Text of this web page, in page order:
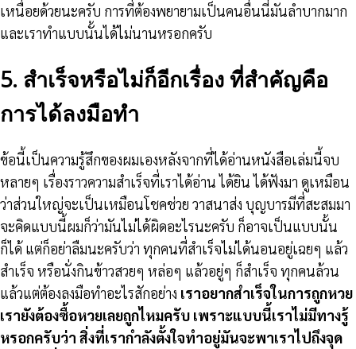
เหนื่อยด้วยนะครับ การที่ต้องพยายามเป็นคนอื่นนี่มันลำบากมาก
และเราทำแบบนั้นได้ไม่นานหรอกครับ
5. สำเร็จหรือไม่ก็อีกเรื่อง ที่สำคัญคือ
การได้ลงมือทำ
ข้อนี้เป็นความรู้สึกของผมเองหลังจากที่ได้อ่านหนังสือเล่มนี้จบ
หลายๆ เรื่องราวความสำเร็จที่เราได้อ่าน ได้ยิน ได้ฟังมา ดูเหมือน
ว่าส่วนใหญ่จะเป็นเหมือนโชคช่วย วาสนาส่ง บุญบารมีที่สะสมมา
จะคิดแบบนี้ผมก็ว่ามันไม่ได้ผิดอะไรนะครับ ก็อาจเป็นแบบนั้น
ก็ได้ แต่ก็อย่าลืมนะครับว่า ทุกคนที่สำเร็จไม่ได้นอนอยู่เฉยๆ แล้ว
สำเร็จ หรือนั่งกินข้าวสวยๆ หล่อๆ แล้วอยู่ๆ ก็สำเร็จ ทุกคนล้วน
แล้วแต่ต้องลงมือทำอะไรสักอย่าง เราอยากสำเร็จในการถูกหวย
เรายังต้องซื้อหวยเลยถูกไหมครับ เพราะแบบนี้เราไม่มีทางรู้
หรอกครับว่า สิ่งที่เรากำลังตั้งใจทำอยู่มันจะพาเราไปถึงจุด